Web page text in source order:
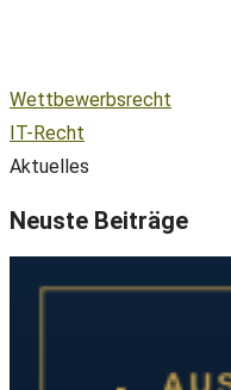
Wettbewerbsrecht
IT-Recht
Aktuelles
Neuste Beiträge